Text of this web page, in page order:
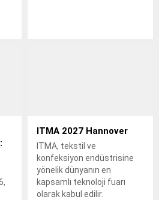
ITMA 2027 Hannover
ITMA, tekstil ve
konfeksiyon endüstrisine
yönelik dünyanın en
kapsamlı teknoloji fuarı
olarak kabul edilir.